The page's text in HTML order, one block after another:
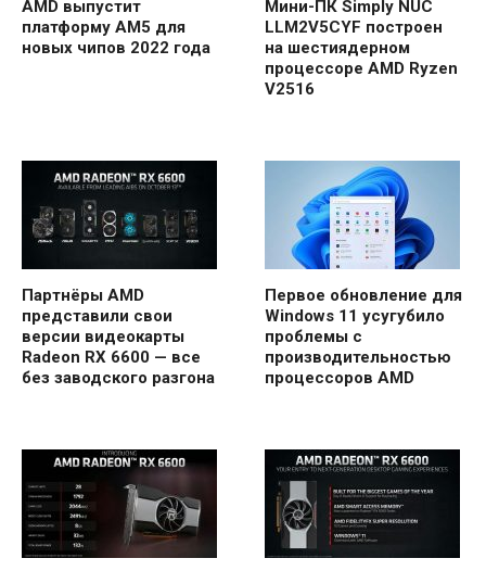
AMD выпустит
платформу AM5 для
новых чипов 2022 года
Мини-ПК Simply NUC
LLM2V5CYF построен
на шестиядерном
процессоре AMD Ryzen
V2516
Партнёры AMD
представили свои
версии видеокарты
Radeon RX 6600 — все
без заводского разгона
Первое обновление для
Windows 11 усугубило
проблемы с
производительностью
процессоров AMD